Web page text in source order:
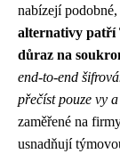
nabízejí
alternativy patří
důraz na
end-to-end
přečíst pouze vy
zaměřené na
usnadňují